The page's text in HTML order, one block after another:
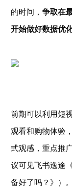
的时间， 争取在
开始做好数据优
前期可以利用短
观看和购物体验
式观感，重点推
议可见飞书逸途
备好了吗？》）